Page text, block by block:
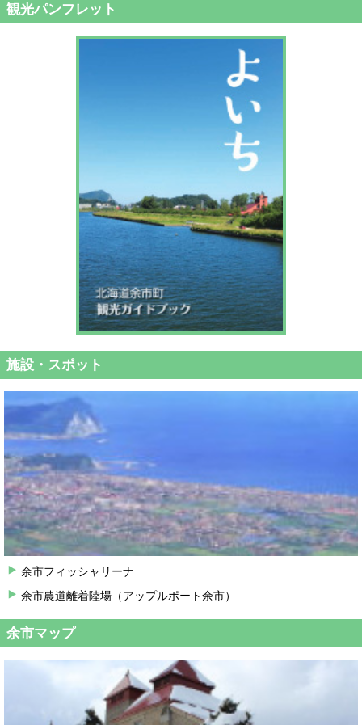
観光パンフレット
施設・スポット
余市フィッシャリーナ
余市農道離着陸場（アップルポート余市）
余市マップ